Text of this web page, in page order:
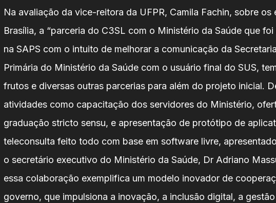
Na avaliação da vice-reitora da UFPR, Camila Fachin, sobre os
Brasília, a “parceria do C3SL com o Ministério da Saúde que
na SAPS com o intuito de melhorar a comunicação da
Primária do Ministério da Saúde com o usuário final do SUS,
frutos e diversas outras parcerias para além do projeto inicial.
atividades como capacitação dos servidores do Ministério,
graduação stricto sensu, e apresentação de protótipo de
teleconsulta feito todo com base em software livre,
o secretário executivo do Ministério da Saúde, Dr Adriano
essa colaboração exemplifica um modelo inovador de
governo, que impulsiona a inovação, a inclusão digital, a